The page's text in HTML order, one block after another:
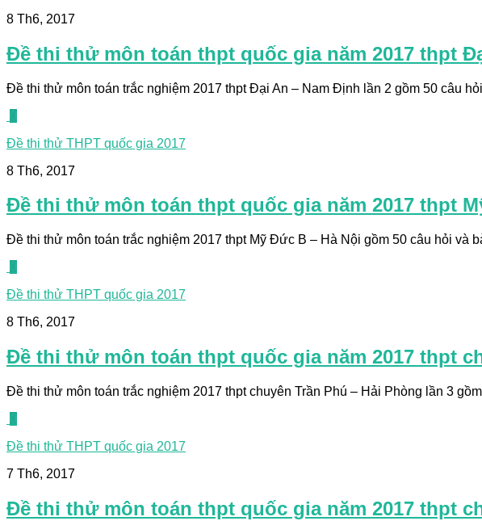
8 Th6, 2017
Đề thi thử môn toán thpt quốc gia năm 2017 thpt
Đề thi thử môn toán trắc nghiệm 2017 thpt Đại An – Nam Định lần 2 gồm 50 câu
Đề thi thử THPT quốc gia 2017
8 Th6, 2017
Đề thi thử môn toán thpt quốc gia năm 2017 thpt
Đề thi thử môn toán trắc nghiệm 2017 thpt Mỹ Đức B – Hà Nội gồm 50 câu hỏi và
Đề thi thử THPT quốc gia 2017
8 Th6, 2017
Đề thi thử môn toán thpt quốc gia năm 2017 thpt
Đề thi thử môn toán trắc nghiệm 2017 thpt chuyên Trần Phú – Hải Phòng lần 3
Đề thi thử THPT quốc gia 2017
7 Th6, 2017
Đề thi thử môn toán thpt quốc gia năm 2017 thpt